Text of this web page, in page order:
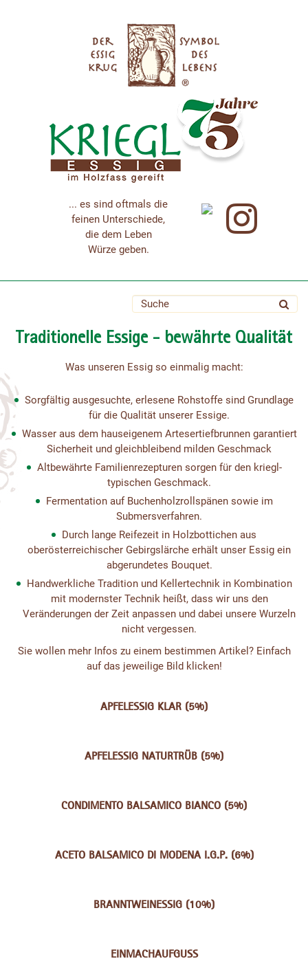
... es sind oftmals die
feinen Unterschiede,
die dem Leben
Würze geben.
Traditionelle Essige - bewährte Qualität
Was unseren Essig so einmalig macht:
Sorgfältig ausgesuchte, erlesene Rohstoffe sind Grundlage
für die Qualität unserer Essige.
Wasser aus dem hauseigenem Artesertiefbrunnen garantiert
Sicherheit und gleichbleibend milden Geschmack
Altbewährte Familienrezepturen sorgen für den kriegl-
typischen Geschmack.
Fermentation auf Buchenholzrollspänen sowie im
Submersverfahren.
Durch lange Reifezeit in Holzbottichen aus
oberösterreichischer Gebirgslärche erhält unser Essig ein
abgerundetes Bouquet.
Handwerkliche Tradition und Kellertechnik in Kombination
mit modernster Technik heißt, dass wir uns den
Veränderungen der Zeit anpassen und dabei unsere Wurzeln
nicht vergessen.
Sie wollen mehr Infos zu einem bestimmen Artikel? Einfach
auf das jeweilige Bild klicken!
APFELESSIG KLAR (5%)
APFELESSIG NATURTRÜB (5%)
CONDIMENTO BALSAMICO BIANCO (5%)
ACETO BALSAMICO DI MODENA I.G.P. (6%)
BRANNTWEINESSIG (10%)
EINMACHAUFGUSS